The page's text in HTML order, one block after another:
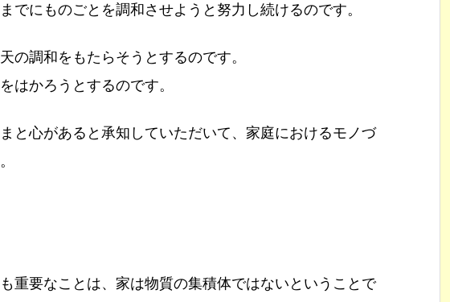
にものごとを調和させようと努力し続けるのです。
調和をもたらそうとするのです。
はかろうとするのです。
と心があると承知していただいて、家庭におけるモノづ
重要なことは、家は物質の集積体ではないということで